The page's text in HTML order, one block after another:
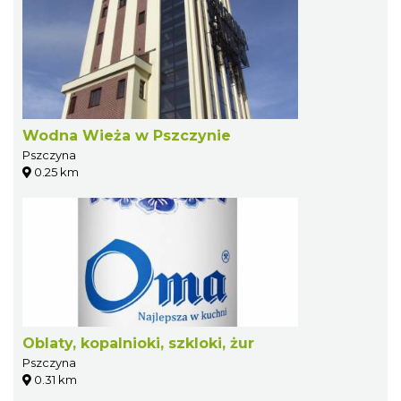
Wodna Wieża w Pszczynie
Pszczyna
0.25 km
Oblaty, kopalnioki, szkloki, żur
Pszczyna
0.31 km